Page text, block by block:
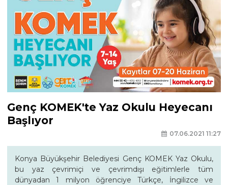
Genç KOMEK'te Yaz Okulu Heyecanı
Başlıyor
07.06.2021 11:27
Konya Büyükşehir Belediyesi Genç KOMEK Yaz Okulu,
bu yaz çevrimiçi ve çevrimdışı eğitimlerle tüm
dünyadan 1 milyon öğrenciye Türkçe, İngilizce ve